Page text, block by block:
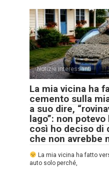
Notizie interessanti
La mia vicina ha
cemento sulla
a suo dire,
lago”: non
così ho deciso di
che non avrebbe
La mia vicina ha fatto
auto solo perché,